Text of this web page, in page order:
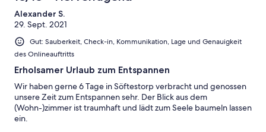
Alexander S.
29. Sept. 2021
Gut: Sauberkeit, Check-in, Kommunikation, Lage und Genauigkeit
des Onlineauftritts
Erholsamer Urlaub zum Entspannen
Wir haben gerne 6 Tage in Söftestorp verbracht und genossen
unsere Zeit zum Entspannen sehr. Der Blick aus dem
(Wohn-)zimmer ist traumhaft und lädt zum Seele baumeln lassen
ein.